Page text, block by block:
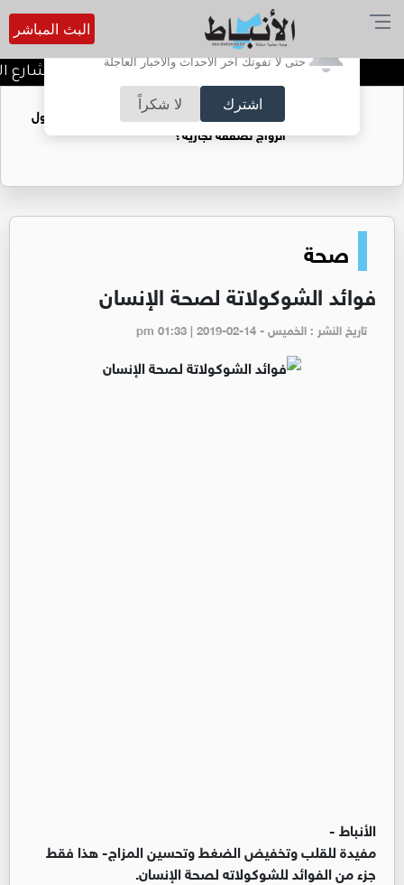
أترغب في تفعيل الإشعارات؟
حتى لا تفوتك آخر الأحداث والأخبار العاجلة
اشترك لا شكراً
البث المباشر
توقيف شبكات دعارة في شارع
فتيات يستغللنه لتحقيق مكاسب مادية.. هل تحول
الزواج لصفقة تجارية؟
صحة
فوائد الشوكولاتة لصحة الإنسان
تاريخ النشر : الخميس - pm 01:33 | 2019-02-14
الأنباط -
مفيدة للقلب وتخفيض الضغط وتحسين المزاج- هذا فقط
جزء من الفوائد للشوكولاته لصحة الإنسان.